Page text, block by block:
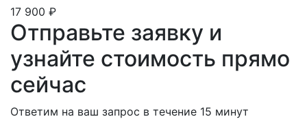
17 900 ₽
Отправьте заявку и
узнайте стоимость прямо
сейчас
Ответим на ваш запрос в течение 15 минут